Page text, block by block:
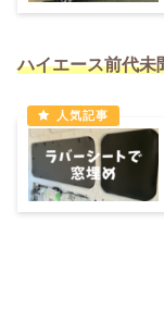
ハイエース前代未